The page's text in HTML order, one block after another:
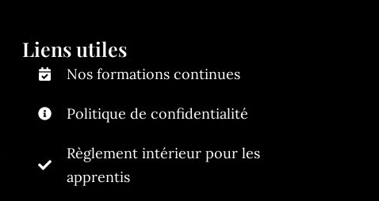
Liens utiles
Nos formations continues
Politique de confidentialité
Règlement intérieur pour les
apprentis